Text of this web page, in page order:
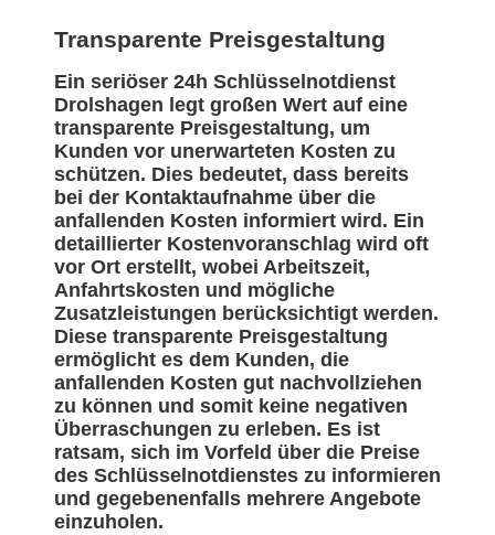
Transparente Preisgestaltung
Ein seriöser 24h Schlüsselnotdienst
Drolshagen legt großen Wert auf eine
transparente Preisgestaltung, um
Kunden vor unerwarteten Kosten zu
schützen. Dies bedeutet, dass bereits
bei der Kontaktaufnahme über die
anfallenden Kosten informiert wird. Ein
detaillierter Kostenvoranschlag wird oft
vor Ort erstellt, wobei Arbeitszeit,
Anfahrtskosten und mögliche
Zusatzleistungen berücksichtigt werden.
Diese transparente Preisgestaltung
ermöglicht es dem Kunden, die
anfallenden Kosten gut nachvollziehen
zu können und somit keine negativen
Überraschungen zu erleben. Es ist
ratsam, sich im Vorfeld über die Preise
des Schlüsselnotdienstes zu informieren
und gegebenenfalls mehrere Angebote
einzuholen.